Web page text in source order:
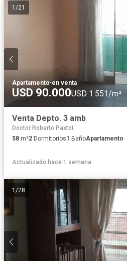
1 /21
Apartamento·en venta
USD 90.000USD 1.551/m²
Venta Depto. 3 amb
Doctor Roberto Paxtot
58 m²2 Dormitorios1 BañoApartamento
Actualizado hace 1 semana
1 /28